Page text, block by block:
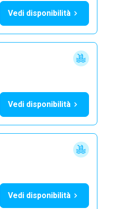
Vedi disponibilità
Vedi disponibilità
Vedi disponibilità